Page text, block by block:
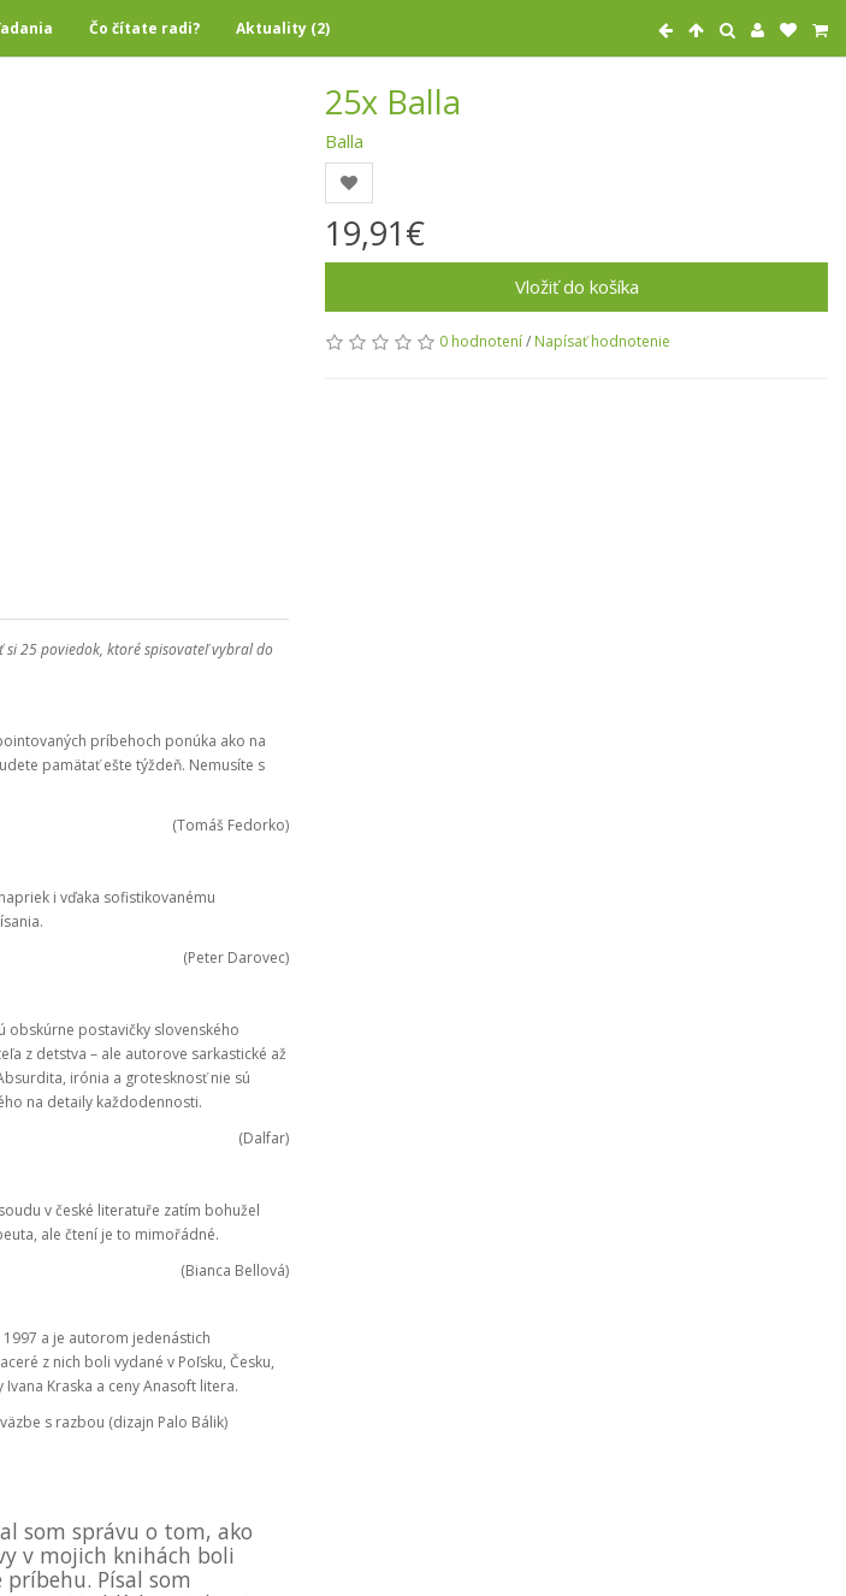
Čo čítate radi? Aktuality (2)
si 25 poviedok, ktoré spisovateľ vybral do
príbehoch ponúka ako na
pamätať ešte týždeň. Nemusíte s
(Tomáš Fedorko)
i vďaka sofistikovanému
(Peter Darovec)
obskúrne postavičky slovenského
z detstva – ale autorove sarkastické až
irónia a grotesknosť nie sú
na detaily každodennosti.
(Dalfar)
v české literatuře zatím bohužel
ale čtení je to mimořádné.
(Bianca Bellová)
a je autorom jedenástich
z nich boli vydané v Poľsku, Česku,
Kraska a ceny Anasoft litera.
s razbou (dizajn Palo Bálik)
som správu o tom, ako
v mojich knihách boli
Písal som
25x Balla
Balla
19,91€
Vložiť do košíka
0 hodnotení/ Napísať hodnotenie